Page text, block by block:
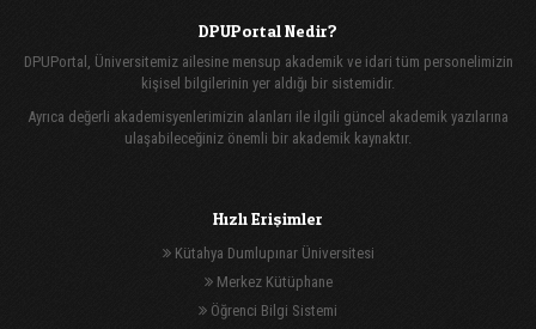
DPUPortal Nedir?
DPUPortal, Üniversitemiz ailesine mensup akademik ve idari tüm personelimizin
kişisel bilgilerinin yer aldığı bir sistemidir.
Ayrıca değerli akademisyenlerimizin alanları ile ilgili güncel akademik yazılarına
ulaşabileceğiniz önemli bir akademik kaynaktır.
Hızlı Erişimler
Kütahya Dumlupınar Üniversitesi
Merkez Kütüphane
Öğrenci Bilgi Sistemi